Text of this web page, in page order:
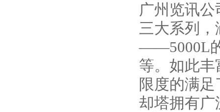
广州览讯
三大系列
——5000L的
等。如此
限度的满
却塔拥有广